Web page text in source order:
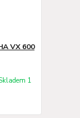
VX 600
1